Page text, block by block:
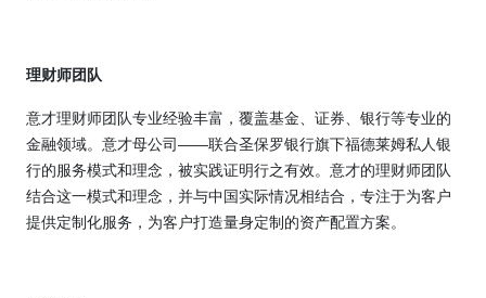
理财师团队
意才理财师团队专业经验丰富，覆盖基金、证券、银行等专业的
金融领域。意才母公司——联合圣保罗银行旗下福德莱姆私人银
行的服务模式和理念，被实践证明行之有效。意才的理财师团队
结合这一模式和理念，并与中国实际情况相结合，专注于为客户
提供定制化服务，为客户打造量身定制的资产配置方案。